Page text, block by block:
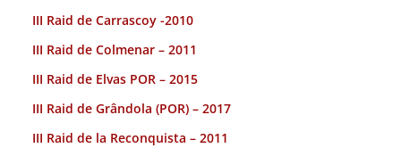
III Raid de Carrascoy -2010
III Raid de Colmenar – 2011
III Raid de Elvas POR – 2015
III Raid de Grândola (POR) – 2017
III Raid de la Reconquista – 2011